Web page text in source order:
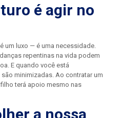
é agir no
um luxo — é uma necessidade.
repentinas na vida podem
E quando você está
minimizadas. Ao contratar um
terá apoio mesmo nas
a nossa